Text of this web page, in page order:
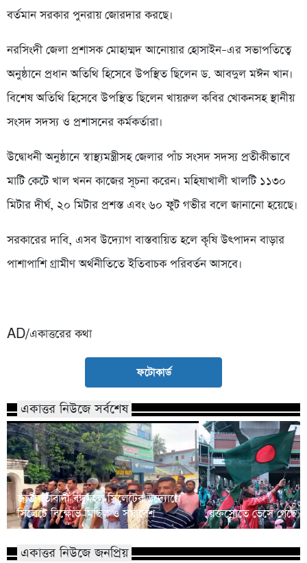
বর্তমান সরকার পুনরায় জোরদার করছে।
নরসিংদী জেলা প্রশাসক মোহাম্মদ আনোয়ার হোসাইন–এর সভাপতিত্বে
অনুষ্ঠানে প্রধান অতিথি হিসেবে উপস্থিত ছিলেন ড. আবদুল মঈন খান।
বিশেষ অতিথি হিসেবে উপস্থিত ছিলেন খায়রুল কবির খোকনসহ স্থানীয়
সংসদ সদস্য ও প্রশাসনের কর্মকর্তারা।
উদ্বোধনী অনুষ্ঠানে স্বাস্থ্যমন্ত্রীসহ জেলার পাঁচ সংসদ সদস্য প্রতীকীভাবে
মাটি কেটে খাল খনন কাজের সূচনা করেন। মহিষাখালী খালটি ১১৩০
মিটার দীর্ঘ, ২০ মিটার প্রশস্ত এবং ৬০ ফুট গভীর বলে জানানো হয়েছে।
সরকারের দাবি, এসব উদ্যোগ বাস্তবায়িত হলে কৃষি উৎপাদন বাড়ার
পাশাপাশি গ্রামীণ অর্থনীতিতে ইতিবাচক পরিবর্তন আসবে।
AD/একাত্তরের কথা
ফটোকার্ড
একাত্তর নিউজে সর্বশেষ
জাতীয়তাবাদী বন্ধুমহল সিলেটের উদ্যোগে
সিলেটে বিক্ষোভ মিছিল ও সমাবেশ
রক্তস্রোতে ভেসে গেছে
একাত্তর নিউজে জনপ্রিয়